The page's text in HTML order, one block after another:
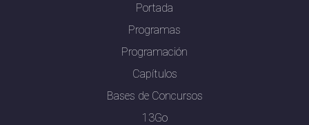
Portada
Programas
Programación
Capítulos
Bases de Concursos
13Go